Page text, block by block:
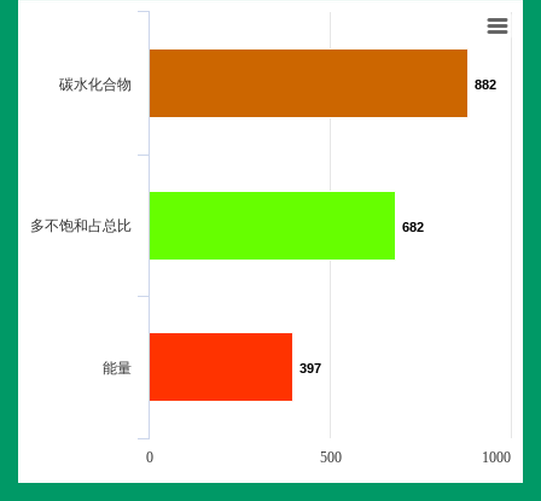
882
882
682
682
397
397
碳水化合物
多不饱和占总比
能量
0 500 1000